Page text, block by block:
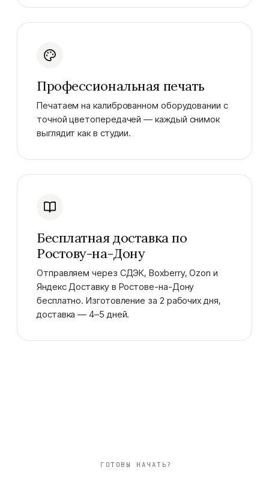
Профессиональная печать
Печатаем на калиброванном оборудовании с
точной цветопередачей — каждый снимок
выглядит как в студии.
Бесплатная доставка по
Ростову-на-Дону
Отправляем через СДЭК, Boxberry, Ozon и
Яндекс Доставку в Ростове-на-Дону
бесплатно. Изготовление за 2 рабочих дня,
доставка — 4–5 дней.
ГОТОВЫ НАЧАТЬ?